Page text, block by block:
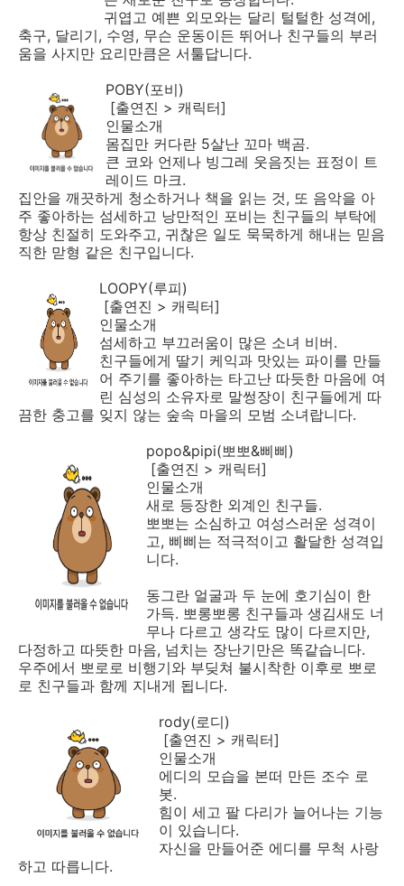
귀엽고 예쁜 외모와는 달리 털털한 성격에,
축구, 달리기, 수영, 무슨 운동이든 뛰어나 친구들의 부러
움을 사지만 요리만큼은 서툴답니다.
POBY(포비)
[출연진 > 캐릭터]
인물소개
몸집만 커다란 5살난 꼬마 백곰.
큰 코와 언제나 빙그레 웃음짓는 표정이 트
레이드 마크.
집안을 깨끗하게 청소하거나 책을 읽는 것, 또 음악을 아
주 좋아하는 섬세하고 낭만적인 포비는 친구들의 부탁에
항상 친절히 도와주고, 귀찮은 일도 묵묵하게 해내는 믿음
직한 맏형 같은 친구입니다.
LOOPY(루피)
[출연진 > 캐릭터]
인물소개
섬세하고 부끄러움이 많은 소녀 비버.
친구들에게 딸기 케익과 맛있는 파이를 만들
어 주기를 좋아하는 타고난 따듯한 마음에 여
린 심성의 소유자로 말썽장이 친구들에게 따
끔한 충고를 잊지 않는 숲속 마을의 모범 소녀랍니다.
popo&pipi(뽀뽀&삐삐)
[출연진 > 캐릭터]
인물소개
새로 등장한 외계인 친구들.
뽀뽀는 소심하고 여성스러운 성격이
고, 삐삐는 적극적이고 활달한 성격입
니다.
동그란 얼굴과 두 눈에 호기심이 한
가득. 뽀롱뽀롱 친구들과 생김새도 너
무나 다르고 생각도 많이 다르지만,
다정하고 따뜻한 마음, 넘치는 장난기만은 똑같습니다.
우주에서 뽀로로 비행기와 부딪쳐 불시착한 이후로 뽀로
로 친구들과 함께 지내게 됩니다.
rody(로디)
[출연진 > 캐릭터]
인물소개
에디의 모습을 본떠 만든 조수 로
봇.
힘이 세고 팔 다리가 늘어나는 기능
이 있습니다.
자신을 만들어준 에디를 무척 사랑
하고 따릅니다.